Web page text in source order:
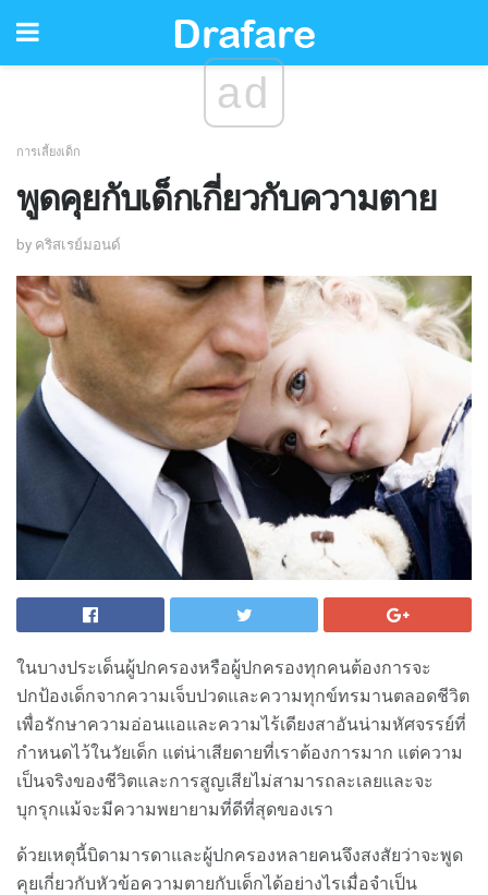
ad
การเลี้ยงเด็ก
พูดคุยกับเด็กเกี่ยวกับความตาย
by คริสเรย์มอนด์
ในบางประเด็นผู้ปกครองหรือผู้ปกครองทุกคนต้องการจะ
ปกป้องเด็กจากความเจ็บปวดและความทุกข์ทรมานตลอดชีวิต
เพื่อรักษาความอ่อนแอและความไร้เดียงสาอันน่ามหัศจรรย์ที่
กำหนดไว้ในวัยเด็ก แต่น่าเสียดายที่เราต้องการมาก แต่ความ
เป็นจริงของชีวิตและการสูญเสียไม่สามารถละเลยและจะ
บุกรุกแม้จะมีความพยายามที่ดีที่สุดของเรา
ด้วยเหตุนี้บิดามารดาและผู้ปกครองหลายคนจึงสงสัยว่าจะพูด
คุยเกี่ยวกับหัวข้อความตายกับเด็กได้อย่างไรเมื่อจำเป็น